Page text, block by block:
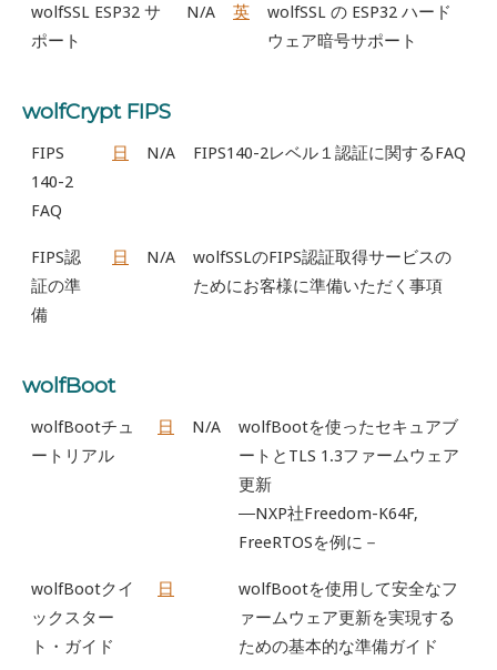
wolfSSL ESP32 サ
ポート
N/A 英
wolfSSL の ESP32 ハード
ウェア暗号サポート
wolfCrypt FIPS
FIPS
140-2
FAQ
日 N/A FIPS140-2レベル１認証に関するFAQ
FIPS認
証の準
備
日 N/A
wolfSSLのFIPS認証取得サービスの
ためにお客様に準備いただく事項
wolfBoot
wolfBootチュ
ートリアル
日 N/A
wolfBootを使ったセキュアブ
ートとTLS 1.3ファームウェア
更新
―NXP社Freedom-K64F,
FreeRTOSを例に－
wolfBootクイ
ックスター
ト・ガイド
日
wolfBootを使⽤して安全なフ
ァームウェア更新を実現する
ための基本的な準備ガイド